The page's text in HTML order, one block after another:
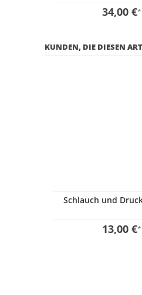
34,00 €*
KUNDEN, DIE DIESEN
Schlauch und
13,00 €*